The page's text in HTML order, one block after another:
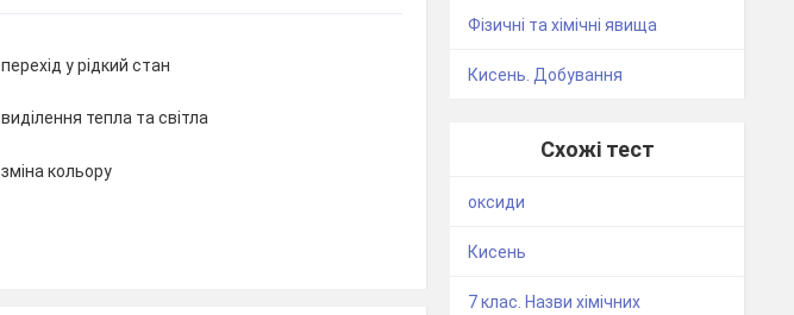
перехід у рідкий стан
виділення тепла та світла
зміна кольору
Фізичні та хімічні явища
Кисень. Добування
Схожі тест
оксиди
Кисень
7 клас. Назви хімічних